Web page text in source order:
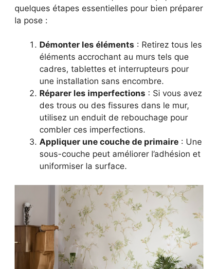
quelques étapes essentielles pour bien préparer
la pose :
Démonter les éléments : Retirez tous les
éléments accrochant au murs tels que
cadres, tablettes et interrupteurs pour
une installation sans encombre.
Réparer les imperfections : Si vous avez
des trous ou des fissures dans le mur,
utilisez un enduit de rebouchage pour
combler ces imperfections.
Appliquer une couche de primaire : Une
sous-couche peut améliorer l’adhésion et
uniformiser la surface.